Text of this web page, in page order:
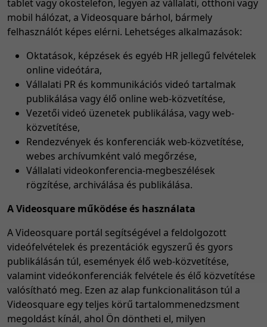
tablet vagy okostelefon, legyen az vállalati, otthoni vagy
mobil hálózat, a Videosquare bárhol, bármely
felhasználót képes elérni. Lehetséges alkalmazások:
Oktatások, képzések és egyéb HR jellegű felvételek
online videótára,
Vállalati PR és kommunikációs videó tartalmak
publikálása vagy élő online web-közvetítése,
Vezetői videó üzenetek publikálása, vagy web-
közvetítése,
Rendezvények és konferenciák web-közvetítése,
webes archívumként való megőrzése,
Vállalati videokonferencia-megbeszélések
rögzítése, archiválása és publikálása.
A Videosquare működése és használata
A Videosquare portál segítségével a feldolgozott
videófelvételek és prezentációk egyszerű és gyors
publikálásán túl, események élő web-közvetítése,
valamint videókonferenciák felvétele és élő közvetítése
valósítható meg. Ezen az alap funkcionalitáson túl a
Videosquare egy teljes körű tartalommenedzsment
megoldást kínál, ahol Ön döntheti el, milyen